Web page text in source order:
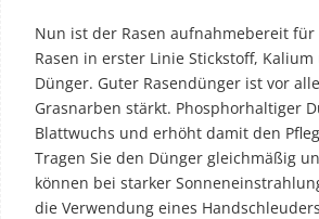
Nun ist der Rasen aufnahmebereit
Rasen in erster Linie Stickstoff,
Dünger. Guter Rasendünger ist vor
Grasnarben stärkt. Phosphorhaltiger
Blattwuchs und erhöht damit den
Tragen Sie den Dünger gleichmäßig
können bei starker
die Verwendung eines